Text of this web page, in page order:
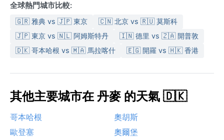
全球熱門城市比較:
🇬🇷 雅典 vs 🇯🇵 東京
🇨🇳 北京 vs 🇷🇺 莫斯科
🇯🇵 東京 vs 🇳🇱 阿姆斯特丹
🇮🇳 德里 vs 🇿🇦 開普敦
🇩🇰 哥本哈根 vs 🇲🇦 馬拉喀什
🇪🇬 開羅 vs 🇭🇰 香港
其他主要城市在 丹麥 的天氣 🇩🇰
哥本哈根
奧胡斯
歐登塞
奧爾堡